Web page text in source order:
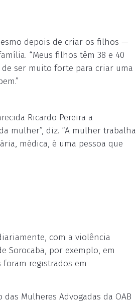
depois de criar os filhos —
“Meus filhos têm 38 e 40
de ser muito forte para criar uma
Ricardo Pereira a
mulher”, diz. “A mulher trabalha
médica, é uma pessoa que
com a violência
Sorocaba, por exemplo, em
registrados em
Mulheres Advogadas da OAB